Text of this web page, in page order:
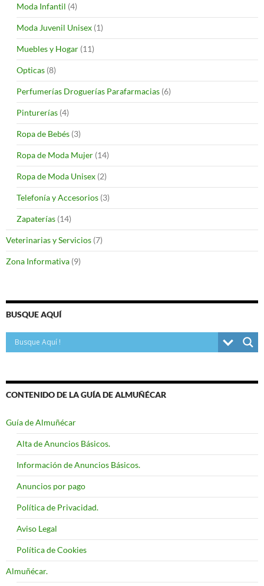
Moda Infantil (4)
Moda Juvenil Unisex (1)
Muebles y Hogar (11)
Opticas (8)
Perfumerías Droguerías Parafarmacias (6)
Pinturerías (4)
Ropa de Bebés (3)
Ropa de Moda Mujer (14)
Ropa de Moda Unisex (2)
Telefonía y Accesorios (3)
Zapaterías (14)
Veterinarias y Servicios (7)
Zona Informativa (9)
BUSQUE AQUÍ
CONTENIDO DE LA GUÍA DE ALMUÑÉCAR
Guía de Almuñécar
Alta de Anuncios Básicos.
Información de Anuncios Básicos.
Anuncios por pago
Política de Privacidad.
Aviso Legal
Política de Cookies
Almuñécar.